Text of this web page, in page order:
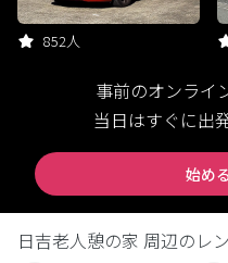
852人
事前のオンライ
当日はすぐに出
始める
日吉老人憩の家 周辺のレ